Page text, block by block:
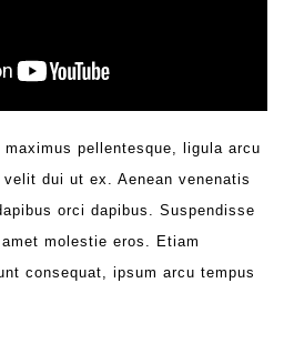
pellentesque, ligula arcu
dui ut ex. Aenean venenatis
orci dapibus. Suspendisse
molestie eros. Etiam
consequat, ipsum arcu tempus